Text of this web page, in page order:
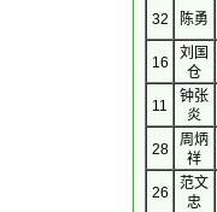
32 陈勇
16
刘国
仓
11
钟张
炎
28
周炳
祥
26
范文
忠